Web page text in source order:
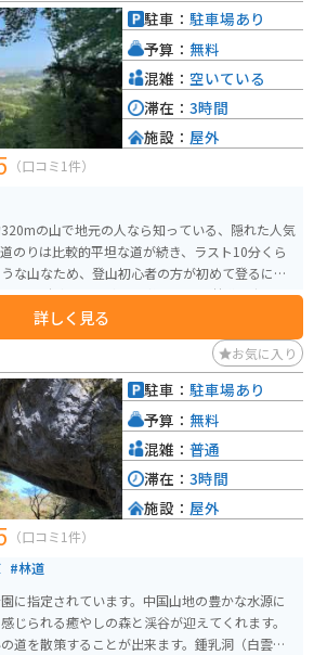
内の他のアクティビティにもアクセスしやす
できます。 【森のオートキャンプ
のオートキャンプ場では、自然に囲まれた環境で
チャーもてぎ】 フ
ぎは、森の中にあるアスレチックコースで、樹
ンを楽しむことができます。子どもから大人ま
ィが盛りだくさんです。 【レストラン＆
もてぎには、レストランやカフェがいくつかあ
立ち寄ってみてください。
（口コミ1件）
の山で地元の人なら知っている、隠れた人気
のりは比較的平坦な道が続き、ラスト10分くら
な山なため、登山初心者の方が初めて登るにも
下の駐車場で下車し、整備された林道を歩いて
す。通常なら混雑もないため1時間前後、体力に
山頂までたどり着くことができるでしょう。道
くるような木々なので、マイナスイオンを大い
ます。
詳しく見る
駐車： 駐車場あり
予算： 無料
混雑： 空いている
滞在： 3時間
施設： 屋外
お気に入り
（口コミ1件）
#林道
に指定されています。中国山地の豊かな水源に
じられる癒やしの森と渓谷が迎えてくれます。
道を散策することが出来ます。鍾乳洞（白雲
駐車： 駐車場あり
予算： 無料
混雑： 普通
滞在： 3時間
施設： 屋外